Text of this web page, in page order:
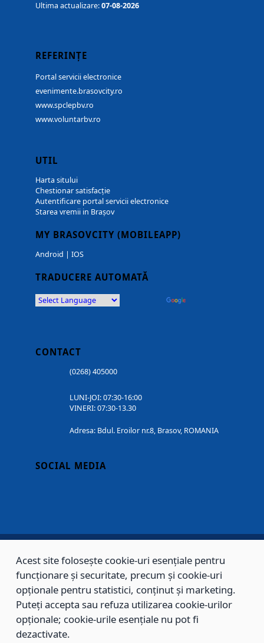
Ultima actualizare:07-08-2026
REFERINȚE
Portal servicii electronice
evenimente.brasovcity.ro
www.spclepbv.ro
www.voluntarbv.ro
UTIL
Harta sitului
Chestionar satisfacție
Autentificare portal servicii electronice
Starea vremii in Brașov
MY BRASOVCITY (MOBILEAPP)
Android | IOS
TRADUCERE AUTOMATĂ
CONTACT
(0268) 405000
LUNI-JOI: 07:30-16:00
VINERI: 07:30-13.30
Adresa: Bdul. Eroilor nr.8, Brasov, ROMANIA
SOCIAL MEDIA
Copyright © 2002 - 2026 - PRIMĂRIA MUNICIPIULUI BRAȘOV, toate drepturile
rezervate.
Sitemap Contact
Acest site folosește cookie-uri esențiale pentru
funcționare și securitate, precum și cookie-uri
opționale pentru statistici, conținut și marketing.
Puteți accepta sau refuza utilizarea cookie-urilor
opționale; cookie-urile esențiale nu pot fi
dezactivate.